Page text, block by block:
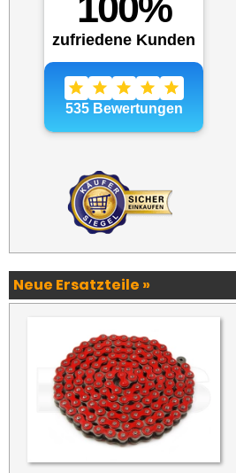
Neue Ersatzteile »